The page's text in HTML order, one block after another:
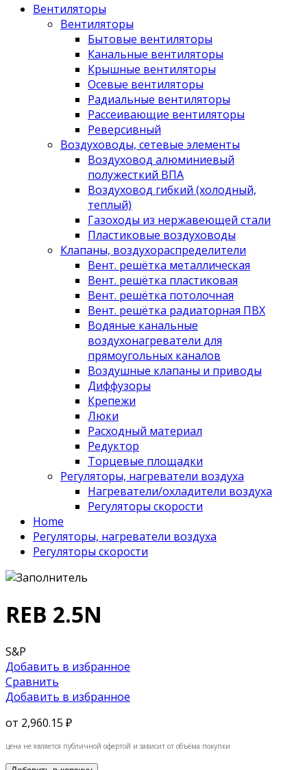
Вентиляторы
Вентиляторы
Бытовые вентиляторы
Канальные вентиляторы
Крышные вентиляторы
Осевые вентиляторы
Радиальные вентиляторы
Рассеивающие вентиляторы
Реверсивный
Воздуховоды, сетевые элементы
Воздуховод алюминиевый
полужесткий ВПА
Воздуховод гибкий (холодный,
теплый)
Газоходы из нержавеющей стали
Пластиковые воздуховоды
Клапаны, воздухораспределители
Вент. решётка металлическая
Вент. решётка пластиковая
Вент. решётка потолочная
Вент. решётка радиаторная ПВХ
Водяные канальные
воздухонагреватели для
прямоугольных каналов
Воздушные клапаны и приводы
Диффузоры
Крепежи
Люки
Расходный материал
Редуктор
Торцевые площадки
Регуляторы, нагреватели воздуха
Нагреватели/охладители воздуха
Регуляторы скорости
Home
Регуляторы, нагреватели воздуха
Регуляторы скорости
REB 2.5N
S&P
Добавить в избранное
Сравнить
Добавить в избранное
от 2,960.15 ₽
цена не является публичной офертой и зависит от объёма покупки